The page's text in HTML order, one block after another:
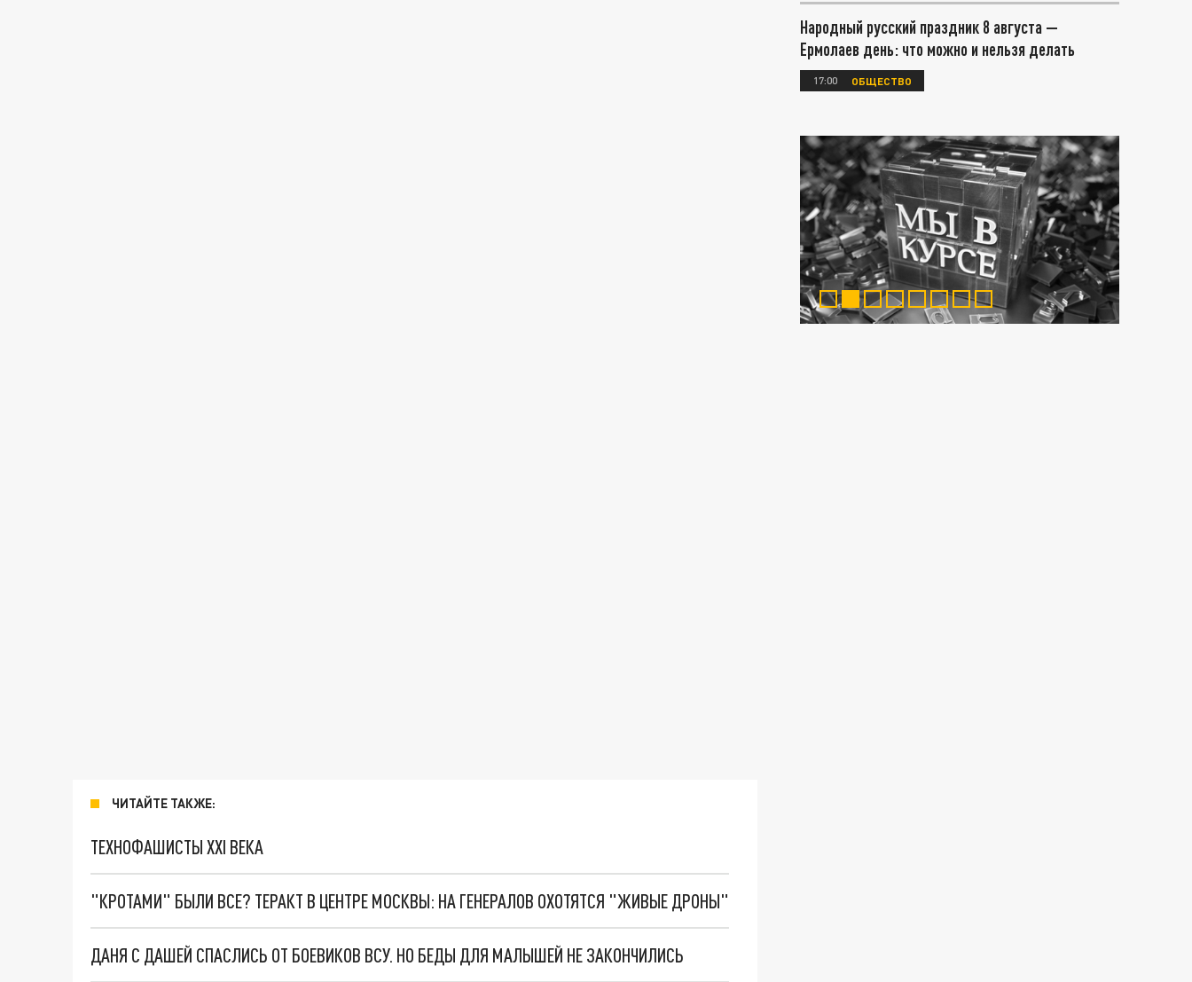
ЧИТАЙТЕ ТАКЖЕ:
ТЕХНОФАШИСТЫ XXI ВЕКА
"КРОТАМИ" БЫЛИ ВСЕ? ТЕРАКТ В ЦЕНТРЕ МОСКВЫ: НА ГЕНЕРАЛОВ ОХОТЯТСЯ "ЖИВЫЕ ДРОНЫ"
ДАНЯ С ДАШЕЙ СПАСЛИСЬ ОТ БОЕВИКОВ ВСУ. НО БЕДЫ ДЛЯ МАЛЫШЕЙ НЕ ЗАКОНЧИЛИСЬ
Народный русский праздник 8 августа —
Ермолаев день: что можно и нельзя делать
17:00 ОБЩЕСТВО